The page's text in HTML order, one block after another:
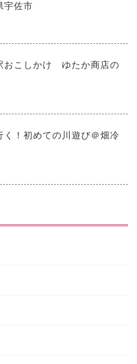
宇佐市
こしかけ ゆたか商店の
く！初めての川遊び＠畑冷